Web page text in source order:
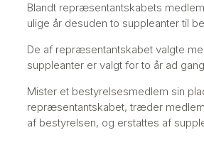
Blandt repræsentantskabets
ulige år desuden to suppleanter til
De af repræsentantskabet valgte
suppleanter er valgt for to år ad
Mister et bestyrelsesmedlem sin
repræsentantskabet, træder
af bestyrelsen, og erstattes af